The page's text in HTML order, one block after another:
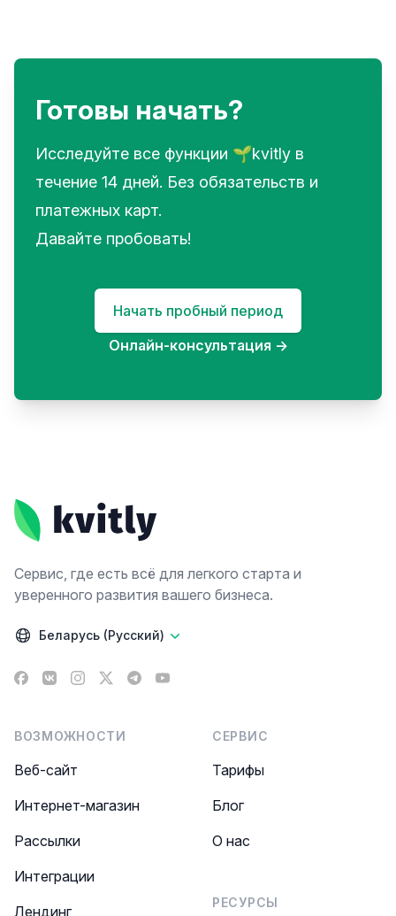
Готовы начать?
Исследуйте все функции 🌱kvitly в
течение 14 дней. Без обязательств и
платежных карт.
Давайте пробовать!
Начать пробный период
Онлайн-консультация →
Сервис, где есть всё для легкого старта и
уверенного развития вашего бизнеса.
Беларусь (Русский)
Facebook
VK Instagram
X TelegramYouTube
ВОЗМОЖНОСТИ
Веб-сайт
Интернет-магазин
Рассылки
Интеграции
Лендинг
СЕРВИС
Тарифы
Блог
О нас
РЕСУРСЫ